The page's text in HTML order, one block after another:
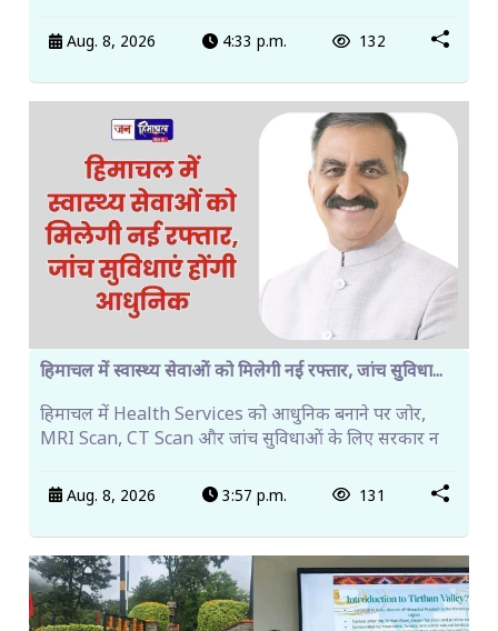
Aug. 8, 2026 4:33 p.m. 132
हिमाचल में स्वास्थ्य सेवाओं को मिलेगी नई रफ्तार, जांच सुविधा...
हिमाचल में Health Services को आधुनिक बनाने पर जोर,
MRI Scan, CT Scan और जांच सुविधाओं के लिए सरकार न
Aug. 8, 2026 3:57 p.m. 131